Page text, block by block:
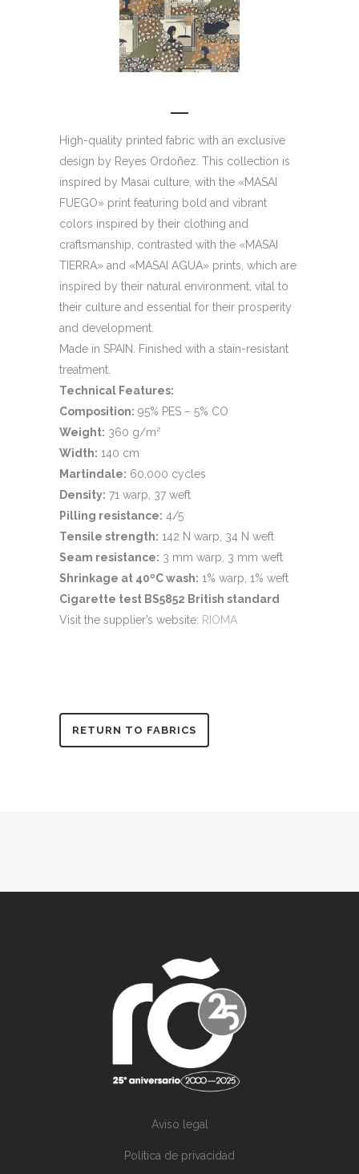
High-quality printed fabric with an exclusive
design by Reyes Ordoñez. This collection is
inspired by Masai culture, with the «MASAI
FUEGO» print featuring bold and vibrant
colors inspired by their clothing and
craftsmanship, contrasted with the «MASAI
TIERRA» and «MASAI AGUA» prints, which are
inspired by their natural environment, vital to
their culture and essential for their prosperity
and development.
Made in SPAIN. Finished with a stain-resistant
treatment.
Technical Features:
Composition: 95% PES – 5% CO
Weight: 360 g/m²
Width: 140 cm
Martindale: 60,000 cycles
Density: 71 warp, 37 weft
Pilling resistance: 4/5
Tensile strength: 142 N warp, 34 N weft
Seam resistance: 3 mm warp, 3 mm weft
Shrinkage at 40ºC wash: 1% warp, 1% weft
Cigarette test BS5852 British standard
Visit the supplier’s website: RIOMA
RETURN TO FABRICS
Aviso legal
Política de privacidad